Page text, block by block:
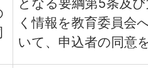
く情報を教育委員会
いて、申込者の同意